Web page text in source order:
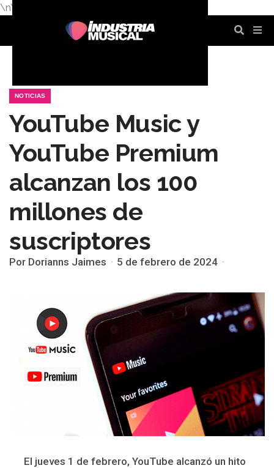
\n\n
NOTICIAS
YouTube Music y
YouTube Premium
alcanzan los 100
millones de
suscriptores
Por Dorianns Jaimes 5 de febrero de 2024
El jueves 1 de febrero, YouTube alcanzó un hito